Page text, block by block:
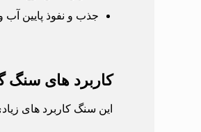
جذب و نفوذ پایین
کاربرد های سنگ
این سنگ کاربرد های